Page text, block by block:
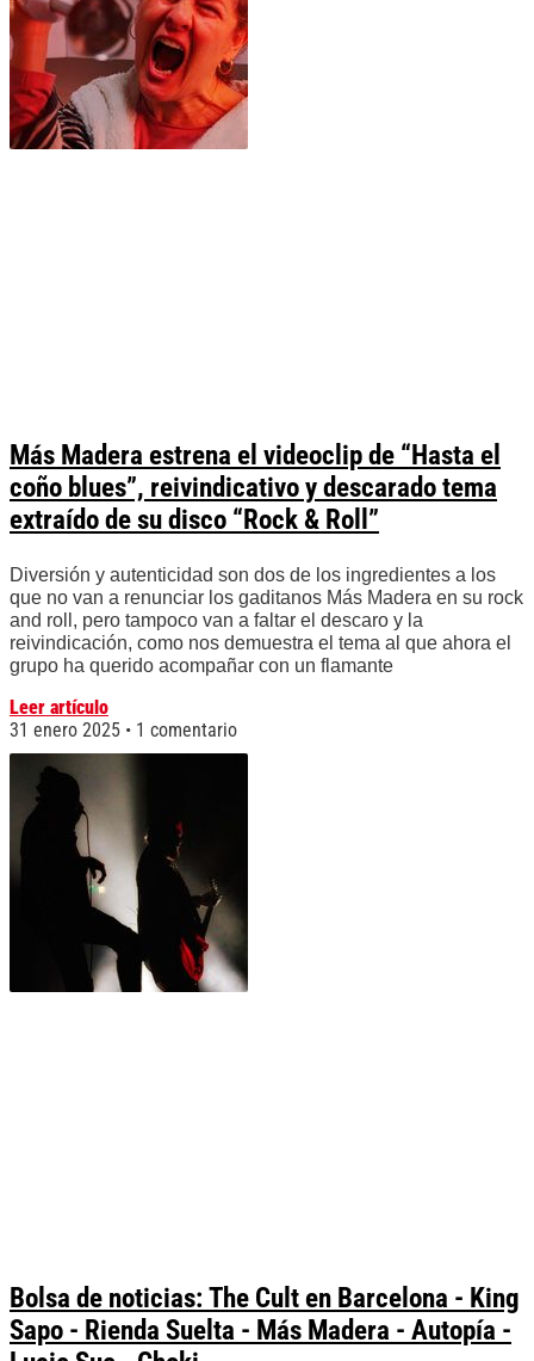
Más Madera estrena el videoclip de “Hasta el
coño blues”, reivindicativo y descarado tema
extraído de su disco “Rock & Roll”
Diversión y autenticidad son dos de los ingredientes a los
que no van a renunciar los gaditanos Más Madera en su rock
and roll, pero tampoco van a faltar el descaro y la
reivindicación, como nos demuestra el tema al que ahora el
grupo ha querido acompañar con un flamante
Leer artículo
31 enero 2025
1 comentario
Bolsa de noticias: The Cult en Barcelona - King
Sapo - Rienda Suelta - Más Madera - Autopía -